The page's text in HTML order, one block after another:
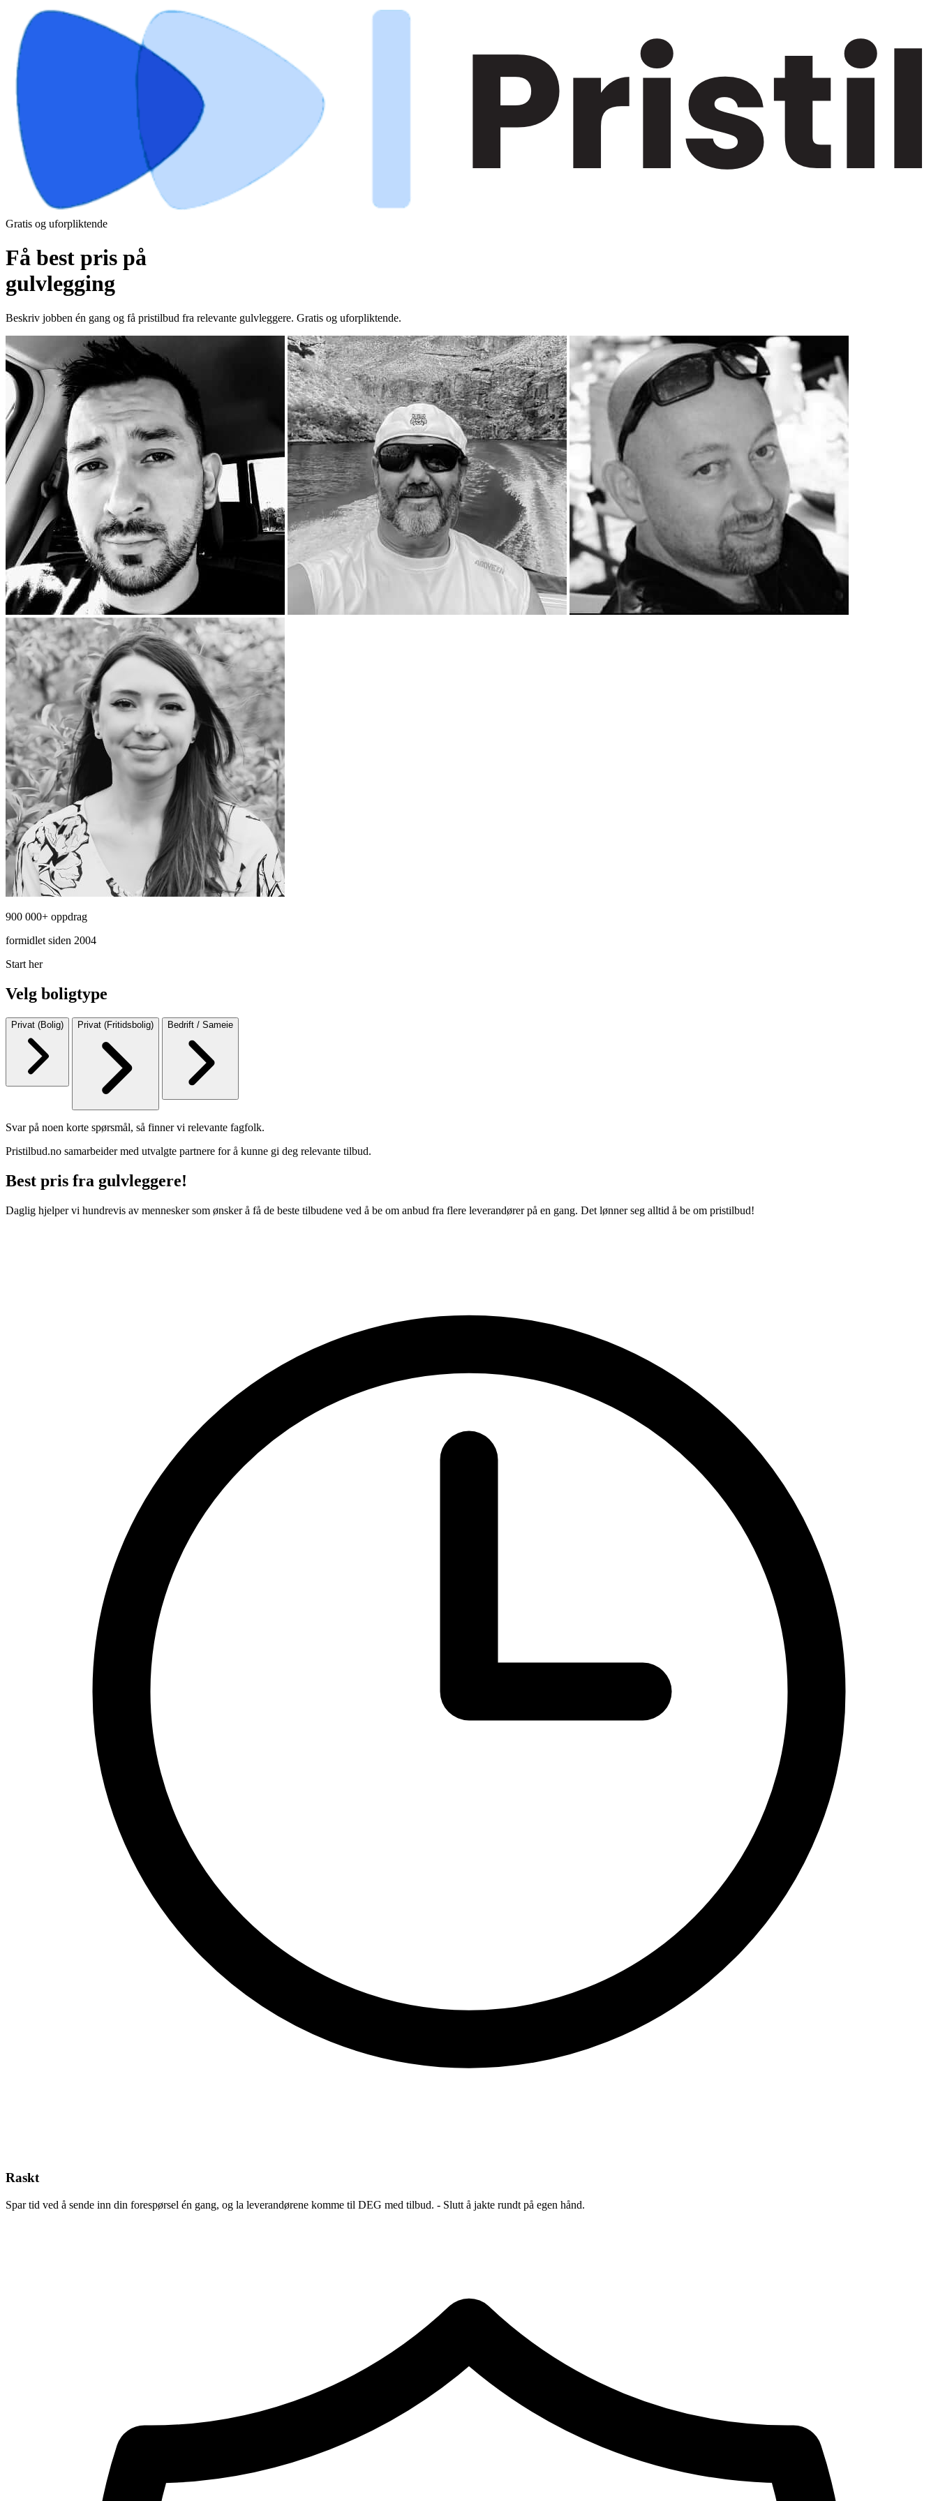
Gratis og uforpliktende
Få best pris på
gulvlegging
Beskriv jobben én gang og få pristilbud fra relevante gulvleggere. Gratis og uforpliktende.
900 000+ oppdrag
formidlet siden 2004
Start her
Velg boligtype
Privat (Bolig) Privat (Fritidsbolig) Bedrift / Sameie
Svar på noen korte spørsmål, så finner vi relevante fagfolk.
Pristilbud.no samarbeider med utvalgte partnere for å kunne gi deg relevante tilbud.
Best pris fra gulvleggere!
Daglig hjelper vi hundrevis av mennesker som ønsker å få de beste tilbudene ved å be om anbud fra flere leverandører på en gang. Det lønner seg alltid å be om pristilbud!
Raskt
Spar tid ved å sende inn din forespørsel én gang, og la leverandørene komme til DEG med tilbud. - Slutt å jakte rundt på egen hånd.